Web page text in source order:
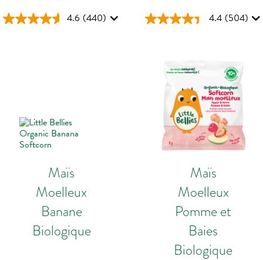
4.6 (440) 4.4 (504)
Maïs
Moelleux
Banane
Biologique
Maïs
Moelleux
Pomme et
Baies
Biologique